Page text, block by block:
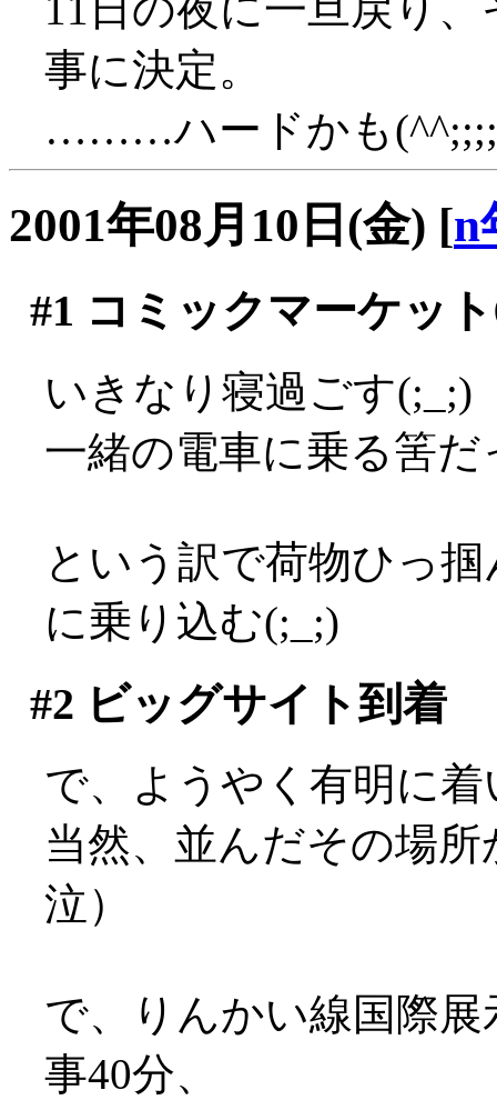
11日の夜に一旦戻り
事に決定。
………ハードかも
2001年08月10日(金) [n
#1 コミックマーケッ
いきなり寝過ごす(;_;)
一緒の電車に乗る筈
という訳で荷物ひっ
に乗り込む(;_;)
#2 ビッグサイト到着
で、ようやく有明に
当然、並んだその場
泣）
で、りんかい線国際
事40分、